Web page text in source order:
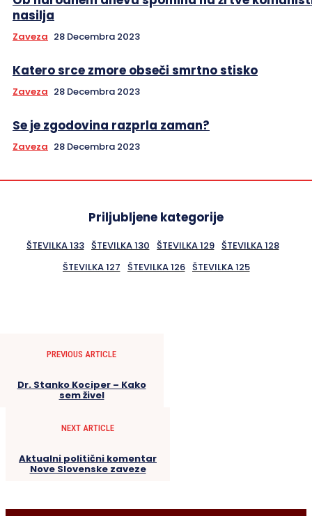
nasilja
Zaveza 28 Decembra 2023
Katero srce zmore obseči smrtno stisko
Zaveza 28 Decembra 2023
Se je zgodovina razprla zaman?
Zaveza 28 Decembra 2023
Priljubljene kategorije
ŠTEVILKA 133 ŠTEVILKA 130 ŠTEVILKA 129 ŠTEVILKA 128
ŠTEVILKA 127 ŠTEVILKA 126 ŠTEVILKA 125
PREVIOUS ARTICLE
Dr. Stanko Kociper – Kako
sem živel
NEXT ARTICLE
Aktualni politični komentar
Nove Slovenske zaveze